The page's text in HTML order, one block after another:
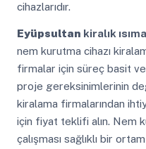
cihazlarıdır.
Eyüpsultan kiralık
nem kurutma cihazı
firmalar için süreç basit ve
proje gereksinimlerinin
kiralama firmalarından
için fiyat teklifi alın. Nem
çalışması sağlıklı bir